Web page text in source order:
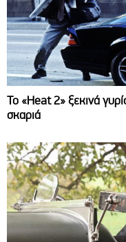
Το «Heat 2» ξεκινά
σκαριά